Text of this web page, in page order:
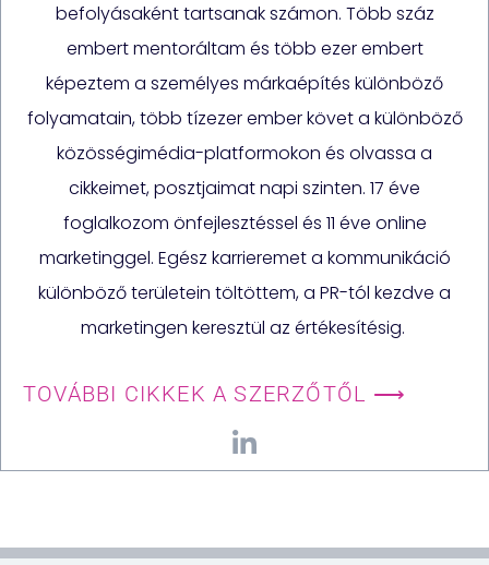
befolyásaként tartsanak számon. Több száz
embert mentoráltam és több ezer embert
képeztem a személyes márkaépítés különböző
folyamatain, több tízezer ember követ a különböző
közösségimédia-platformokon és olvassa a
cikkeimet, posztjaimat napi szinten. 17 éve
foglalkozom önfejlesztéssel és 11 éve online
marketinggel. Egész karrieremet a kommunikáció
különböző területein töltöttem, a PR-tól kezdve a
marketingen keresztül az értékesítésig.
TOVÁBBI CIKKEK A SZERZŐTŐL ⟶